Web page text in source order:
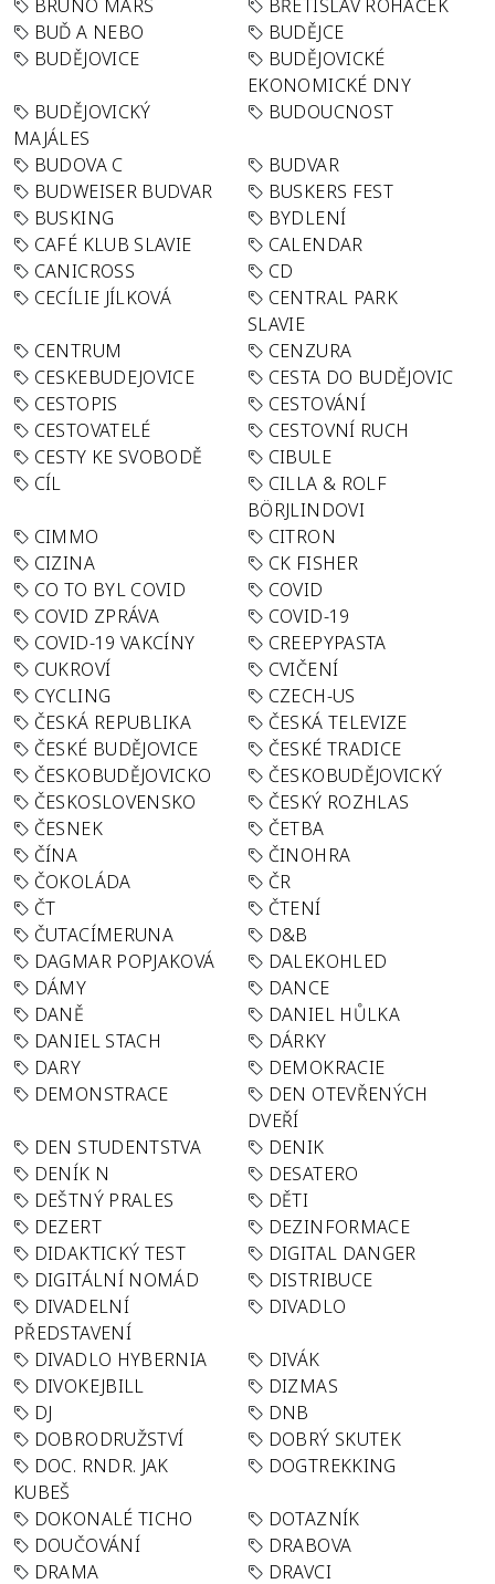
BRUNO MARS
BŘETISLAV ROHÁČEK
BUĎ A NEBO
BUDĚJCE
BUDĚJOVICE
BUDĚJOVICKÉ
EKONOMICKÉ DNY
BUDĚJOVICKÝ
MAJÁLES
BUDOUCNOST
BUDOVA C
BUDVAR
BUDWEISER BUDVAR
BUSKERS FEST
BUSKING
BYDLENÍ
CAFÉ KLUB SLAVIE
CALENDAR
CANICROSS
CD
CECÍLIE JÍLKOVÁ
CENTRAL PARK
SLAVIE
CENTRUM
CENZURA
CESKEBUDEJOVICE
CESTA DO BUDĚJOVIC
CESTOPIS
CESTOVÁNÍ
CESTOVATELÉ
CESTOVNÍ RUCH
CESTY KE SVOBODĚ
CIBULE
CÍL
CILLA & ROLF
BÖRJLINDOVI
CIMMO
CITRON
CIZINA
CK FISHER
CO TO BYL COVID
COVID
COVID ZPRÁVA
COVID-19
COVID-19 VAKCÍNY
CREEPYPASTA
CUKROVÍ
CVIČENÍ
CYCLING
CZECH-US
ČESKÁ REPUBLIKA
ČESKÁ TELEVIZE
ČESKÉ BUDĚJOVICE
ČESKÉ TRADICE
ČESKOBUDĚJOVICKO
ČESKOBUDĚJOVICKÝ
ČESKOSLOVENSKO
ČESKÝ ROZHLAS
ČESNEK
ČETBA
ČÍNA
ČINOHRA
ČOKOLÁDA
ČR
ČT
ČTENÍ
ČUTACÍMERUNA
D&B
DAGMAR POPJAKOVÁ
DALEKOHLED
DÁMY
DANCE
DANĚ
DANIEL HŮLKA
DANIEL STACH
DÁRKY
DARY
DEMOKRACIE
DEMONSTRACE
DEN OTEVŘENÝCH
DVEŘÍ
DEN STUDENTSTVA
DENIK
DENÍK N
DESATERO
DEŠTNÝ PRALES
DĚTI
DEZERT
DEZINFORMACE
DIDAKTICKÝ TEST
DIGITAL DANGER
DIGITÁLNÍ NOMÁD
DISTRIBUCE
DIVADELNÍ
PŘEDSTAVENÍ
DIVADLO
DIVADLO HYBERNIA
DIVÁK
DIVOKEJBILL
DIZMAS
DJ
DNB
DOBRODRUŽSTVÍ
DOBRÝ SKUTEK
DOC. RNDR. JAK
KUBEŠ
DOGTREKKING
DOKONALÉ TICHO
DOTAZNÍK
DOUČOVÁNÍ
DRABOVA
DRAMA
DRAVCI